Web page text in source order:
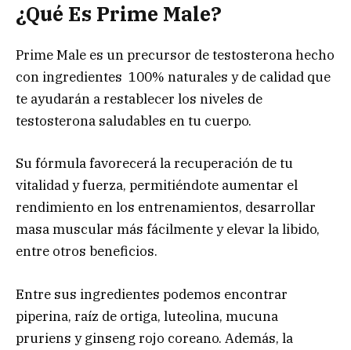
¿Qué Es Prime Male?
Prime Male es un precursor de testosterona hecho
con ingredientes 100% naturales y de calidad que
te ayudarán a restablecer los niveles de
testosterona saludables en tu cuerpo.
Su fórmula favorecerá la recuperación de tu
vitalidad y fuerza, permitiéndote aumentar el
rendimiento en los entrenamientos, desarrollar
masa muscular más fácilmente y elevar la libido,
entre otros beneficios.
Entre sus ingredientes podemos encontrar
piperina, raíz de ortiga, luteolina, mucuna
pruriens y ginseng rojo coreano. Además, la